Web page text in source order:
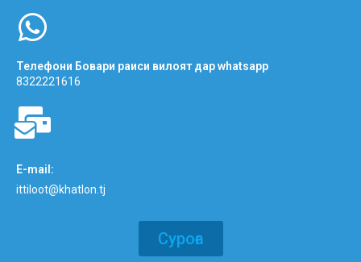
Телефони Бовари раиси вилоят дар whatsapp
8322221616
E-mail:
ittiloot@khatlon.tj
Суроға